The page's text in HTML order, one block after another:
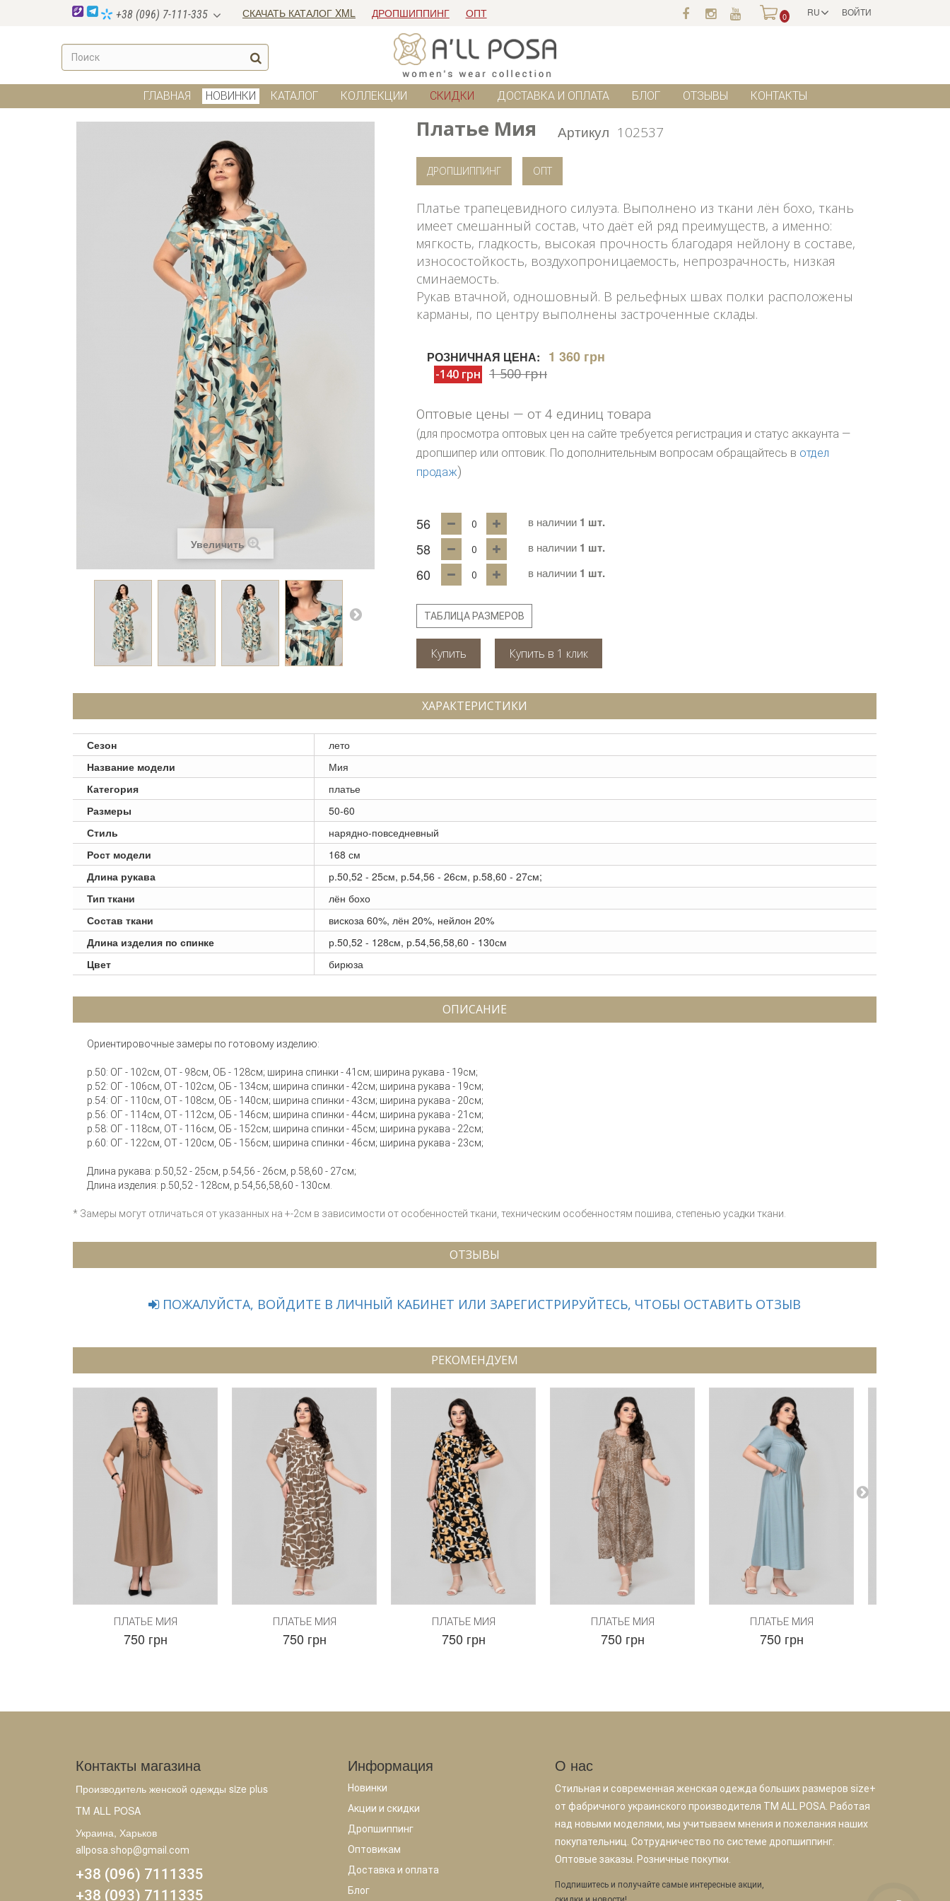
ВОЙТИ
RU
+38 (096) 7-111-335 СКАЧАТЬ КАТАЛОГ XML ДРОПШИППИНГ ОПТ 0
ГЛАВНАЯ НОВИНКИ КАТАЛОГ КОЛЛЕКЦИИ СКИДКИ ДОСТАВКА И ОПЛАТА БЛОГ ОТЗЫВЫ КОНТАКТЫ
Увеличить
Платье Мия Артикул 102537
ДРОПШИППИНГ ОПТ
Платье трапецевидного силуэта. Выполнено из ткани лён бохо, ткань
имеет смешанный состав, что даёт ей ряд преимуществ, а именно:
мягкость, гладкость, высокая прочность благодаря нейлону в составе,
износостойкость, воздухопроницаемость, непрозрачность, низкая
сминаемость.
Рукав втачной, одношовный. В рельефных швах полки расположены
карманы, по центру выполнены застроченные склады.
РОЗНИЧНАЯ ЦЕНА: 1 360 грн
-140 грн 1 500 грн
Оптовые цены — от 4 единиц товара
(для просмотра оптовых цен на сайте требуется регистрация и статус аккаунта —
дропшипер или оптовик. По дополнительным вопросам обращайтесь в отдел
продаж)
56 в наличии 1 шт.
58 в наличии 1 шт.
60 в наличии 1 шт.
ТАБЛИЦА РАЗМЕРОВ
Купить
ХАРАКТЕРИСТИКИ
Сезон
лето
Название модели
Мия
Категория
платье
Размеры
50-60
Стиль
нарядно-повседневный
Рост модели
168 см
Длина рукава
р.50,52 - 25см, р.54,56 - 26см, р.58,60 - 27см;
Тип ткани
лён бохо
Состав ткани
вискоза 60%, лён 20%, нейлон 20%
Длина изделия по спинке
р.50,52 - 128см, р.54,56,58,60 - 130см
Цвет
бирюза
ОПИСАНИЕ
Ориентировочные замеры по готовому изделию:
р.50: ОГ - 102см, ОТ - 98см, ОБ - 128см; ширина спинки - 41см; ширина рукава - 19см;
р.52: ОГ - 106см, ОТ - 102см, ОБ - 134см; ширина спинки - 42см; ширина рукава - 19см;
р.54: ОГ - 110см, ОТ - 108см, ОБ - 140см; ширина спинки - 43см; ширина рукава - 20см;
р.56: ОГ - 114см, ОТ - 112см, ОБ - 146см; ширина спинки - 44см; ширина рукава - 21см;
р.58: ОГ - 118см, ОТ - 116см, ОБ - 152см; ширина спинки - 45см; ширина рукава - 22см;
р.60: ОГ - 122см, ОТ - 120см, ОБ - 156см; ширина спинки - 46см; ширина рукава - 23см;
Длина рукава: р.50,52 - 25см, р.54,56 - 26см, р.58,60 - 27см;
Длина изделия: р.50,52 - 128см, р.54,56,58,60 - 130см.
* Замеры могут отличаться от указанных на +-2см в зависимости от особенностей ткани, техническим особенностям пошива, степенью усадки ткани.
ОТЗЫВЫ
ПОЖАЛУЙСТА, ВОЙДИТЕ В ЛИЧНЫЙ КАБИНЕТ ИЛИ ЗАРЕГИСТРИРУЙТЕСЬ, ЧТОБЫ ОСТАВИТЬ ОТЗЫВ
РЕКОМЕНДУЕМ
ПЛАТЬЕ МИЯ
750 грн
ПЛАТЬЕ МИЯ
750 грн
ПЛАТЬЕ МИЯ
750 грн
ПЛАТЬЕ МИЯ
750 грн
ПЛАТЬЕ МИЯ
750 грн
Контакты магазина
Производитель женской одежды size plus
TM ALL POSA
Украина, Харьков
allposa.shop@gmail.com
+38 (096) 7111335
+38 (093) 7111335
Информация
Новинки
Акции и скидки
Дропшиппинг
Оптовикам
Доставка и оплата
Блог
О нас
Стильная и современная женская одежда больших размеров size+
от фабричного украинского производителя TM ALL POSA. Работая
над новыми моделями, мы учитываем мнения и пожелания наших
покупательниц. Сотрудничество по системе дропшиппинг.
Оптовые заказы. Розничные покупки.
Подпишитесь и получайте самые интересные акции,